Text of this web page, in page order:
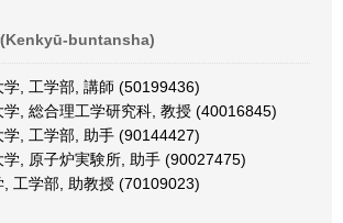
buntansha)
学, 工学部, 講師 (50199436)
学, 総合理工学研究科, 教授 (40016845)
学, 工学部, 助手 (90144427)
学, 原子炉実験所, 助手 (90027475)
, 工学部, 助教授 (70109023)